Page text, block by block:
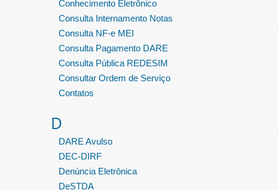
Conhecimento Eletrônico
Consulta Internamento Notas
Consulta NF-e MEI
Consulta Pagamento DARE
Consulta Pública REDESIM
Consultar Ordem de Serviço
Contatos
D
DARE Avulso
DEC-DIRF
Denúncia Eletrônica
DeSTDA